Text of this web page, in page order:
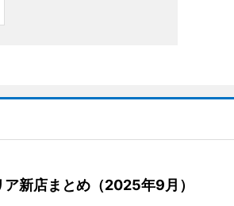
新店まとめ（2025年9月）